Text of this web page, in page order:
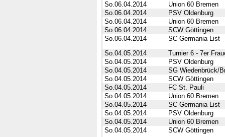
So.06.04.2014
Union 60 Bremen
So.06.04.2014
PSV Oldenburg
So.06.04.2014
Union 60 Bremen
So.06.04.2014
SCW Göttingen
So.06.04.2014
SC Germania List
So.04.05.2014
Turnier 6 - 7er
So.04.05.2014
PSV Oldenburg
So.04.05.2014
SG Wiedenbrück/
So.04.05.2014
SCW Göttingen
So.04.05.2014
FC St. Pauli
So.04.05.2014
Union 60 Bremen
So.04.05.2014
SC Germania List
So.04.05.2014
PSV Oldenburg
So.04.05.2014
Union 60 Bremen
So.04.05.2014
SCW Göttingen